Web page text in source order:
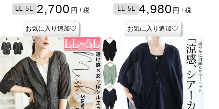
ボレロカーディガン
LL-5L 2,700 円 +税
お気に入り追加
ーディガン
LL-5L 4,980 円 +税
お気に入り追加